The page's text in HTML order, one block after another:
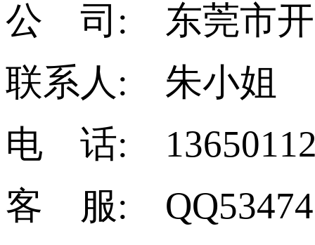
公 司: 东莞市开
联系人: 朱小姐
电 话:
客 服: